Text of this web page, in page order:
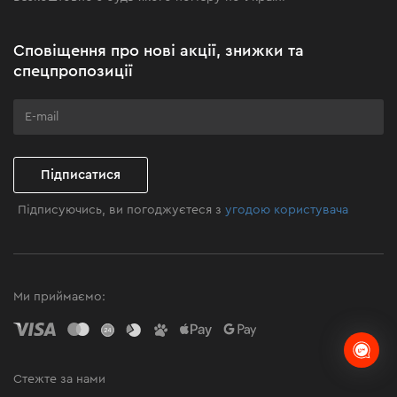
Клуб майстерності
Сповіщення про нові акції, знижки та
спецпропозиції
Підписатися
Підписуючись, ви погоджуєтеся зугодою користувача
Ми приймаємо:
Стежте за нами